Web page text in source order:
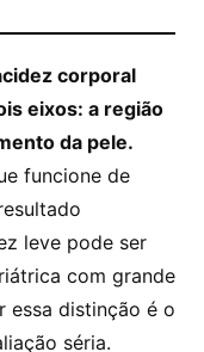
corporal
eixos: a região
da pele.
funcione de
leve pode ser
com grande
essa distinção é o
séria.